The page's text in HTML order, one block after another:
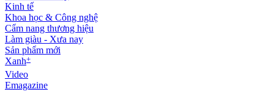
Kinh tế
Khoa học & Công nghệ
Cẩm nang thương hiệu
Làm giàu - Xưa nay
Sản phẩm mới
Xanh+
Video
Emagazine